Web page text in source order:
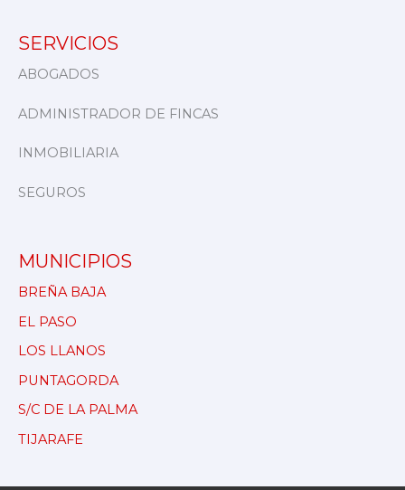
SERVICIOS
ABOGADOS
ADMINISTRADOR DE FINCAS
INMOBILIARIA
SEGUROS
MUNICIPIOS
BREÑA BAJA
EL PASO
LOS LLANOS
PUNTAGORDA
S/C DE LA PALMA
TIJARAFE